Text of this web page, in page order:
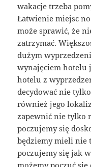
wakacje trzeba
Łatwienie miejsc
może sprawić, że
zatrzymać.
dużym
wynajęciem hotelu
hotelu z
decydować nie
również jego
zapewnić nie tylko
poczujemy się
będziemy mieli nie
poczujemy się jak